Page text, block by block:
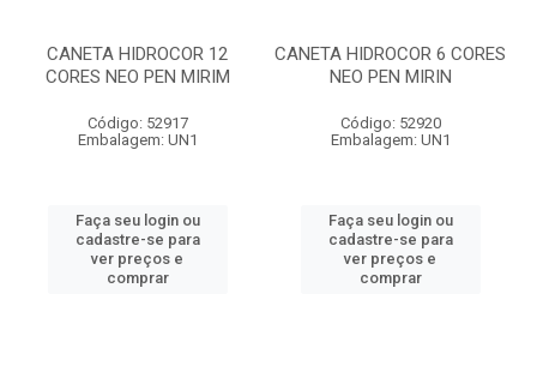
CANETA HIDROCOR 12
CORES NEO PEN MIRIM
Código: 52917
Embalagem: UN1
Faça seu login ou
cadastre-se para
ver preços e
comprar
CANETA HIDROCOR 6 CORES
NEO PEN MIRIN
Código: 52920
Embalagem: UN1
Faça seu login ou
cadastre-se para
ver preços e
comprar